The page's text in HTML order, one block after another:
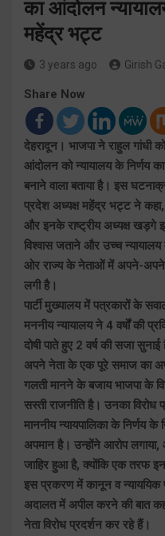
का आंदोलन
महेंद्र भट्ट
3 years ago Girish
Share Now
देहरादून। भाजपा ने राहुल गांधी
आंदोलन को न्यायालय के निर्णय
बनाने वाला बताया है। इस
प्रदेश अध्यक्ष महेंद्र भट्ट ने
और इनके राष्ट्रीय अध्यक्ष खड़गे
विश्वास जताने और उच्च
ओर राज्य के नेताओं में अपने-अपने
लगी है।
पार्टी मुख्यालय में पत्रकारों के
मननीय न्यायालय ने 4 वर्षों की
दोषी पाते हुए 2 वर्ष की सजा
अपने नेता के एक पूरे समाज का
गलती मानने के बजाय भाजपा के
सस्ती राजनीति है। उनका विरोध
माननीय न्यायपालिका के निर्णय
अपमान है। उन्होंने आरोप
जाहिर हुआ है, क्योंकि एक तरफ
इस प्रकरण में कानून व न्याययिक
अदालत में अपील करने की बात
नेता विरोध प्रदर्शन कर रहे हैं।